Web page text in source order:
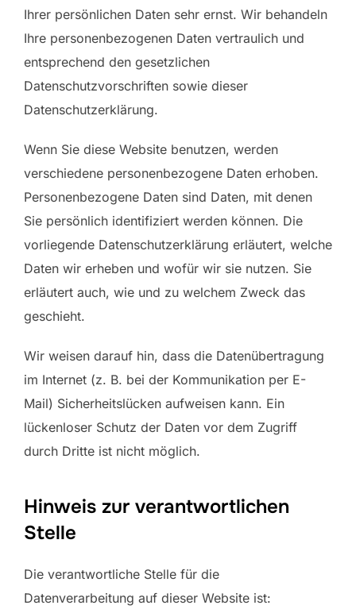
Ihrer persönlichen Daten sehr ernst. Wir behandeln
Ihre personenbezogenen Daten vertraulich und
entsprechend den gesetzlichen
Datenschutzvorschriften sowie dieser
Datenschutzerklärung.
Wenn Sie diese Website benutzen, werden
verschiedene personenbezogene Daten erhoben.
Personenbezogene Daten sind Daten, mit denen
Sie persönlich identifiziert werden können. Die
vorliegende Datenschutzerklärung erläutert, welche
Daten wir erheben und wofür wir sie nutzen. Sie
erläutert auch, wie und zu welchem Zweck das
geschieht.
Wir weisen darauf hin, dass die Datenübertragung
im Internet (z. B. bei der Kommunikation per E-
Mail) Sicherheitslücken aufweisen kann. Ein
lückenloser Schutz der Daten vor dem Zugriff
durch Dritte ist nicht möglich.
Hinweis zur verantwortlichen
Stelle
Die verantwortliche Stelle für die
Datenverarbeitung auf dieser Website ist: